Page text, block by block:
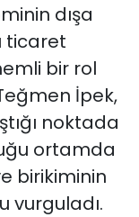
dışa
ticaret
bir rol
İpek,
noktada
ortamda
birikiminin
vurguladı.